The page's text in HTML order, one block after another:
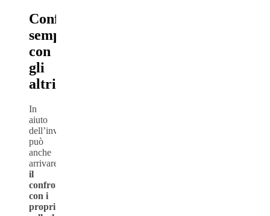
Confrontarsi
sempre
con
gli
altri
In
aiuto
dell’investitore
può
anche
arrivare
il
confronto
con i
propri